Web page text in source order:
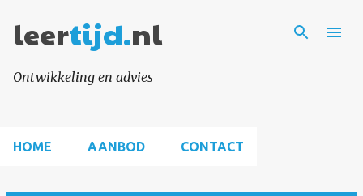
Doorgaan naar hoofdcontent
leertijd.nl
Ontwikkeling en advies
HOME AANBOD CONTACT